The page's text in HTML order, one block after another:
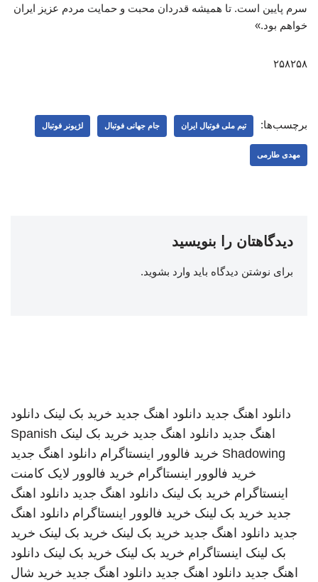
سرم پایین است. تا همیشه قدردان محبت و حمایت مردم عزیز ایران
خواهم بود.»
۲۵۸۲۵۸
برچسب‌ها: تیم ملی فوتبال ایران جام جهانی فوتبال لژیونر فوتبال
مهدی طارمی
دیدگاهتان را بنویسید
برای نوشتن دیدگاه باید وارد بشوید.
دانلود اهنگ جدید دانلود اهنگ جدید خرید بک لینک دانلود
اهنگ جدید دانلود اهنگ جدید خرید بک لینک Spanish
Shadowing خرید فالوور اینستاگرام دانلود اهنگ جدید
خرید فالوور اینستاگرام خرید فالوور لایک کامنت
اینستاگرام خرید بک لینک دانلود اهنگ جدید دانلود اهنگ
جدید خرید بک لینک خرید فالوور اینستاگرام دانلود اهنگ
جدید دانلود اهنگ جدید خرید بک لینک خرید بک لینک خرید
بک لینک اینستاگرام خرید بک لینک خرید بک لینک دانلود
اهنگ جدید دانلود اهنگ جدید دانلود اهنگ جدید خرید شال